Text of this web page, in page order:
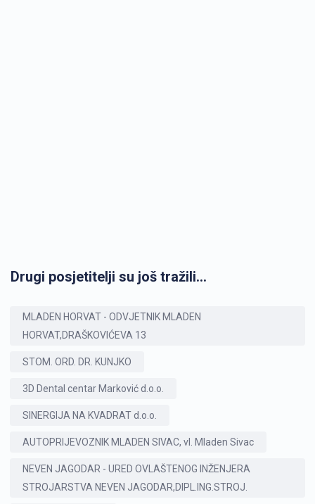
Drugi posjetitelji su još tražili...
MLADEN HORVAT - ODVJETNIK MLADEN
HORVAT,DRAŠKOVIĆEVA 13
STOM. ORD. DR. KUNJKO
3D Dental centar Marković d.o.o.
SINERGIJA NA KVADRAT d.o.o.
AUTOPRIJEVOZNIK MLADEN SIVAC, vl. Mladen Sivac
NEVEN JAGODAR - URED OVLAŠTENOG INŽENJERA
STROJARSTVA NEVEN JAGODAR,DIPL.ING.STROJ.